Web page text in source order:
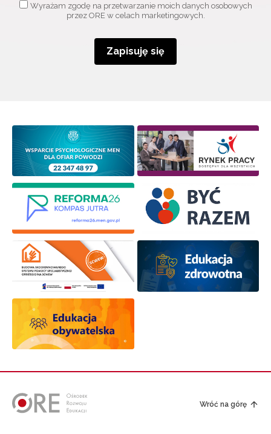
Wyrażam zgodę na przetwarzanie moich danych osobowych
przez ORE w celach marketingowych.
Zapisuję się
Wróć na górę